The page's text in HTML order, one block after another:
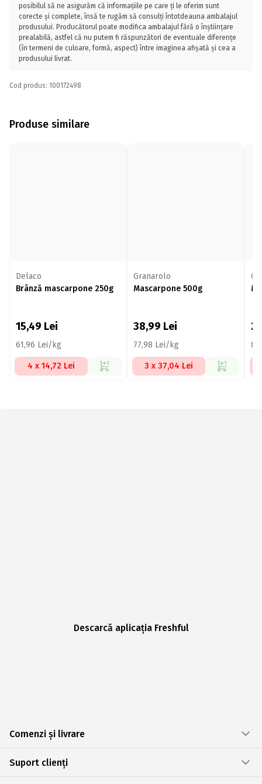
posibilul să ne asigurăm că informațiile pe care ți le oferim sunt
corecte și complete, însă te rugăm să consulți întotdeauna ambalajul
produsului. Producătorul poate modifica ambalajul fără o înștiințare
prealabilă, astfel că nu putem fi răspunzători de eventuale diferențe
(în termeni de culoare, formă, aspect) între imaginea afișată și cea a
produsului livrat.
Cod produs: 100172498
Produse similare
Delaco
Brânză mascarpone 250g
15,49 Lei
61,96 Lei/kg
4 x 14,72 Lei
Granarolo
Mascarpone 500g
38,99 Lei
77,98 Lei/kg
3 x 37,04 Lei
Descarcă aplicația Freshful
Comenzi și livrare
Suport clienți